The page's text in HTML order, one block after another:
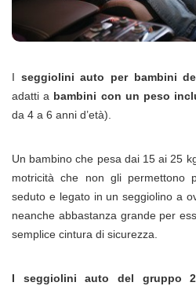
I seggiolini auto per bambini
adatti a bambini con un peso
da 4 a 6 anni d’età).
Un bambino che pesa dai 15 ai 25
motricità che non gli permettono
seduto e legato in un seggiolino a
neanche abbastanza grande per
semplice cintura di sicurezza.
I seggiolini auto del gruppo 2